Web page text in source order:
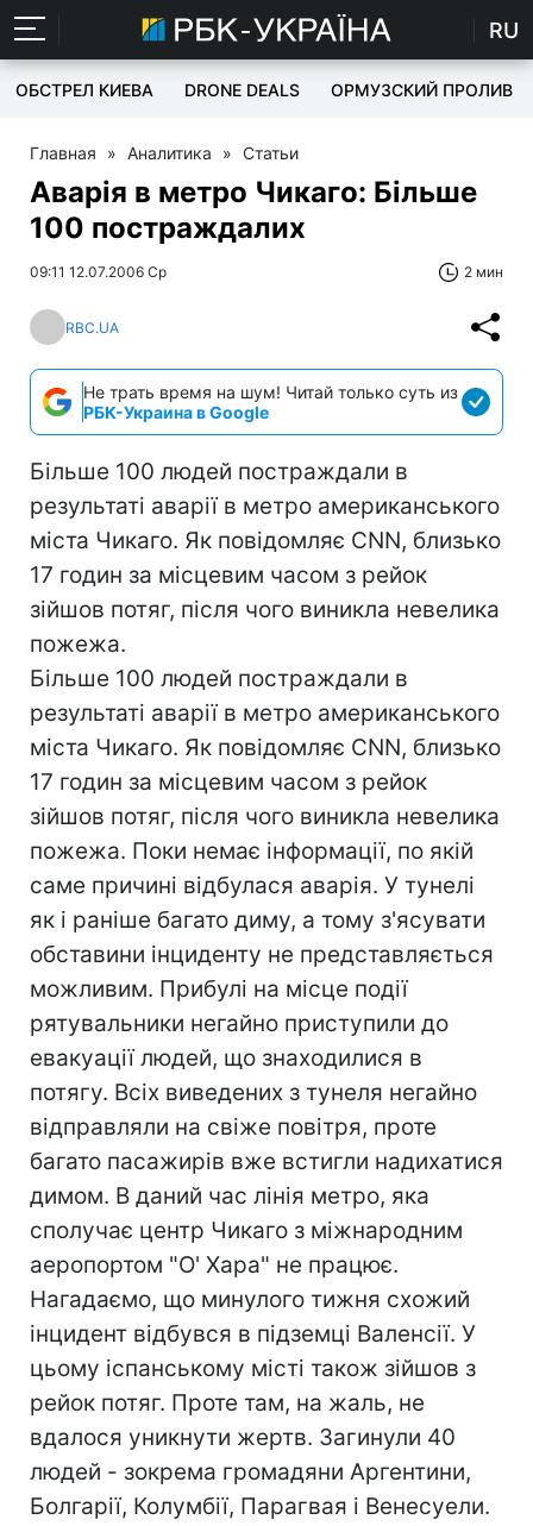
RU
ОБСТРЕЛ КИЕВА DRONE DEALS ОРМУЗСКИЙ ПРОЛИВ
Главная » Аналитика » Статьи
Аварія в метро Чикаго: Більше
100 постраждалих
09:11 12.07.2006 Ср 2 мин
RBC.UA
Не трать время на шум! Читай только суть из
РБК-Украина в Google
Більше 100 людей постраждали в
результаті аварії в метро американського
міста Чикаго. Як повідомляє CNN, близько
17 годин за місцевим часом з рейок
зійшов потяг, після чого виникла невелика
пожежа.
Більше 100 людей постраждали в
результаті аварії в метро американського
міста Чикаго. Як повідомляє CNN, близько
17 годин за місцевим часом з рейок
зійшов потяг, після чого виникла невелика
пожежа. Поки немає інформації, по якій
саме причині відбулася аварія. У тунелі
як і раніше багато диму, а тому з'ясувати
обставини інциденту не представляється
можливим. Прибулі на місце події
рятувальники негайно приступили до
евакуації людей, що знаходилися в
потягу. Всіх виведених з тунеля негайно
відправляли на свіже повітря, проте
багато пасажирів вже встигли надихатися
димом. В даний час лінія метро, яка
сполучає центр Чикаго з міжнародним
аеропортом "О' Хара" не працює.
Нагадаємо, що минулого тижня схожий
інцидент відбувся в підземці Валенсії. У
цьому іспанському місті також зійшов з
рейок потяг. Проте там, на жаль, не
вдалося уникнути жертв. Загинули 40
людей - зокрема громадяни Аргентини,
Болгарії, Колумбії, Парагвая і Венесуели.